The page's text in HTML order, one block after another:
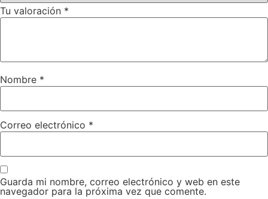
Tu valoración *
Nombre *
Correo electrónico *
Guarda mi nombre, correo electrónico y web en este
navegador para la próxima vez que comente.